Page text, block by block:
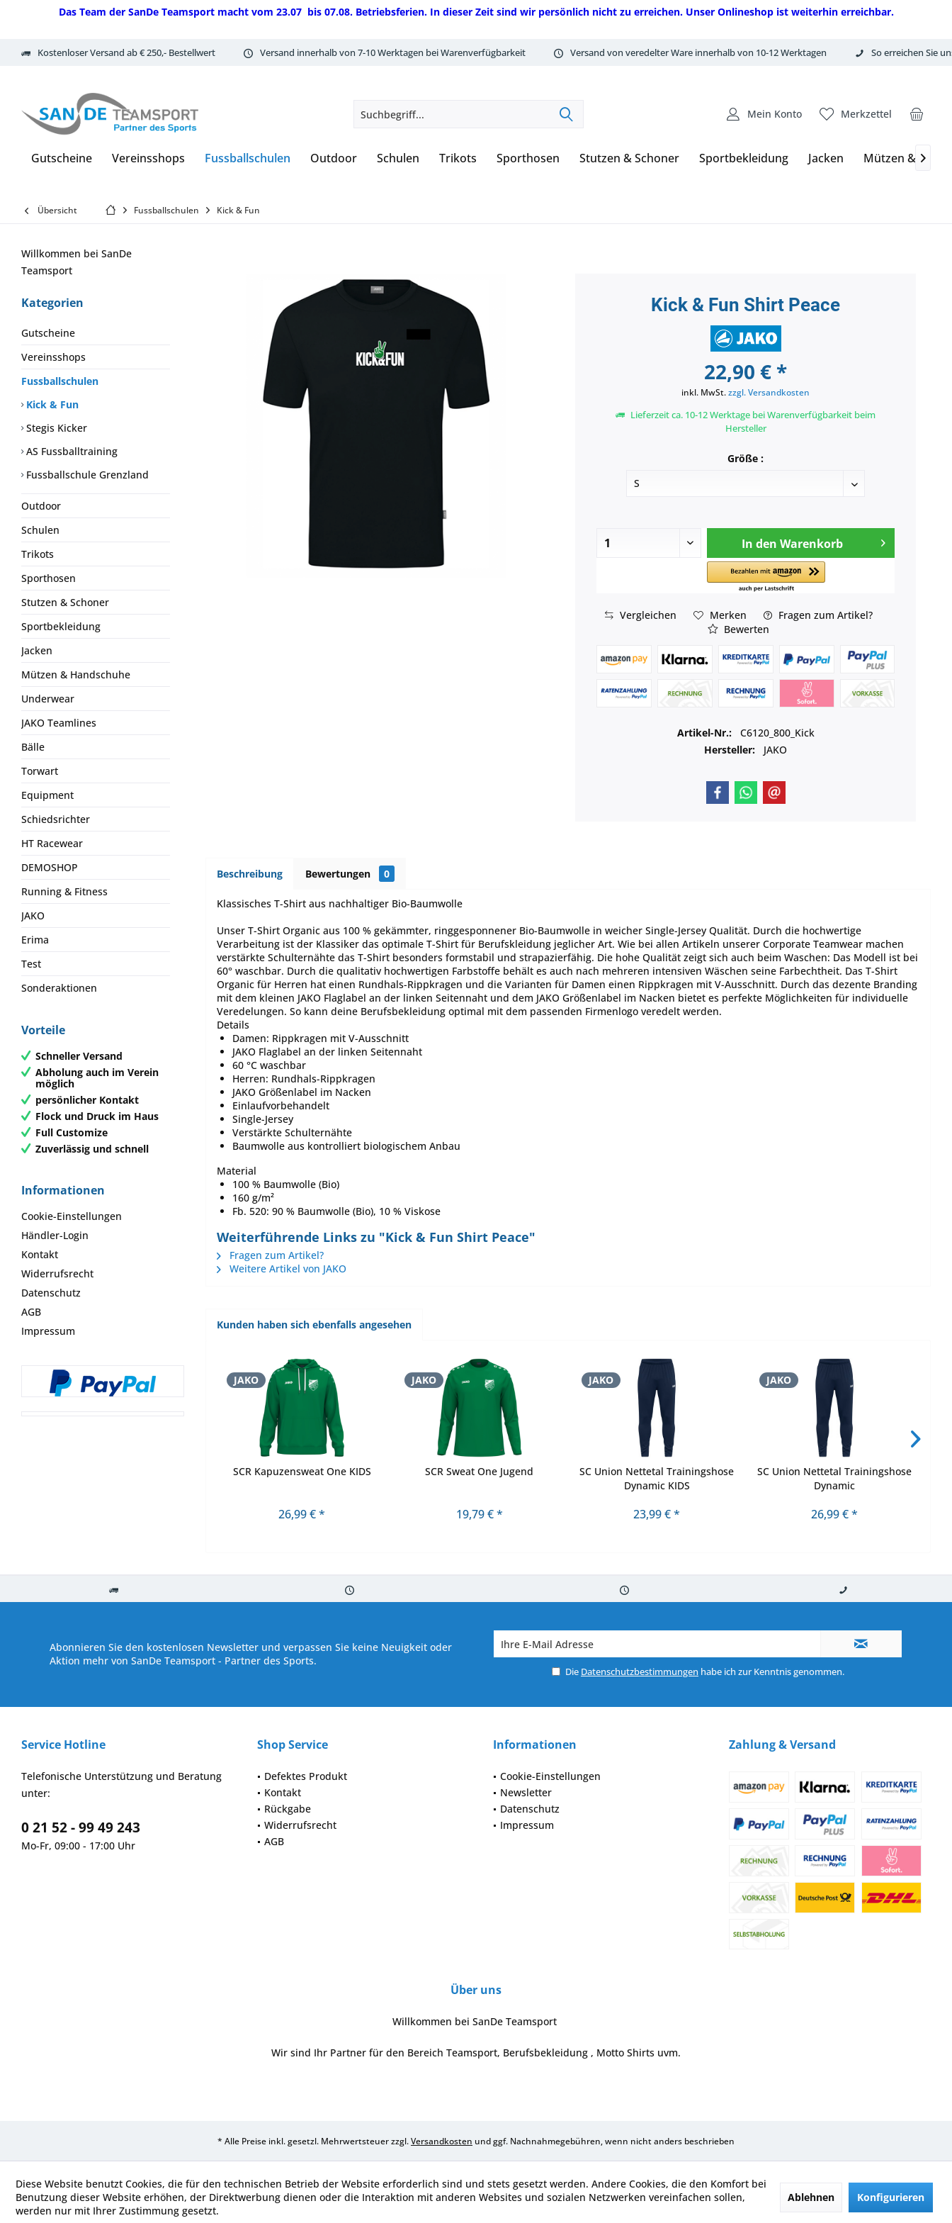
Das Team der SanDe Teamsport macht vom 23.07 bis 07.08. Betriebsferien. In dieser Zeit sind wir persönlich nicht zu erreichen. Unser Onlineshop ist weiterhin erreichbar.
Kostenloser Versand ab € 250,- Bestellwert Versand innerhalb von 7-10 Werktagen bei Warenverfügbarkeit Versand von veredelter Ware innerhalb von 10-12 Werktagen So erreichen Sie
Merkzettel
Mein Konto
Gutscheine Vereinsshops Fussballschulen Outdoor Schulen Trikots Sporthosen Stutzen & Schoner Sportbekleidung Jacken Mützen & 
Übersicht Fussballschulen Kick & Fun
Willkommen bei SanDe
Teamsport
Kategorien
Gutscheine
Vereinsshops
Fussballschulen
Kick & Fun
Stegis Kicker
AS Fussballtraining
Fussballschule Grenzland
Outdoor
Schulen
Trikots
Sporthosen
Stutzen & Schoner
Sportbekleidung
Jacken
Mützen & Handschuhe
Underwear
JAKO Teamlines
Bälle
Torwart
Equipment
Schiedsrichter
HT Racewear
DEMOSHOP
Running & Fitness
JAKO
Erima
Test
Sonderaktionen
Vorteile
Schneller Versand
Abholung auch im Verein
möglich
persönlicher Kontakt
Flock und Druck im Haus
Full Customize
Zuverlässig und schnell
Informationen
Cookie-Einstellungen
Händler-Login
Kontakt
Widerrufsrecht
Datenschutz
AGB
Impressum
Kick & Fun Shirt Peace
22,90 € *
inkl. MwSt.zzgl. Versandkosten
Lieferzeit ca. 10-12 Werktage bei Warenverfügbarkeit beim
Hersteller
Größe :
In den Warenkorb
Vergleichen Merken
Fragen zum Artikel?
Bewerten
Artikel-Nr.:
C6120_800_Kick
Hersteller:
JAKO
Beschreibung Bewertungen 0
Klassisches T-Shirt aus nachhaltiger Bio-Baumwolle
Unser T-Shirt Organic aus 100 % gekämmter, ringgesponnener Bio-Baumwolle in weicher Single-Jersey Qualität. Durch die hochwertige
Verarbeitung ist der Klassiker das optimale T-Shirt für Berufskleidung jeglicher Art. Wie bei allen Artikeln unserer Corporate Teamwear machen
verstärkte Schulternähte das T-Shirt besonders formstabil und strapazierfähig. Die hohe Qualität zeigt sich auch beim Waschen: Das Modell ist bei
60° waschbar. Durch die qualitativ hochwertigen Farbstoffe behält es auch nach mehreren intensiven Wäschen seine Farbechtheit. Das T-Shirt
Organic für Herren hat einen Rundhals-Rippkragen und die Varianten für Damen einen Rippkragen mit V-Ausschnitt. Durch das dezente Branding
mit dem kleinen JAKO Flaglabel an der linken Seitennaht und dem JAKO Größenlabel im Nacken bietet es perfekte Möglichkeiten für individuelle
Veredelungen. So kann deine Berufsbekleidung optimal mit dem passenden Firmenlogo veredelt werden.
Details
Damen: Rippkragen mit V-Ausschnitt
JAKO Flaglabel an der linken Seitennaht
60 °C waschbar
Herren: Rundhals-Rippkragen
JAKO Größenlabel im Nacken
Einlaufvorbehandelt
Single-Jersey
Verstärkte Schulternähte
Baumwolle aus kontrolliert biologischem Anbau
Material
100 % Baumwolle (Bio)
160 g/m²
Fb. 520: 90 % Baumwolle (Bio), 10 % Viskose
Weiterführende Links zu "Kick & Fun Shirt Peace"
Fragen zum Artikel?
Weitere Artikel von JAKO
Kunden haben sich ebenfalls angesehen
JAKO
SCR Kapuzensweat One KIDS
26,99 € *
JAKO
SCR Sweat One Jugend
19,79 € *
JAKO
SC Union Nettetal Trainingshose
Dynamic KIDS
23,99 € *
JAKO
SC Union Nettetal Trainingshose
Dynamic
26,99 € *
Abonnieren Sie den kostenlosen Newsletter und verpassen Sie keine Neuigkeit oder
Aktion mehr von SanDe Teamsport - Partner des Sports.
Die Datenschutzbestimmungen habe ich zur Kenntnis genommen.
Service Hotline
Telefonische Unterstützung und Beratung
unter:
0 21 52 - 99 49 243
Mo-Fr, 09:00 - 17:00 Uhr
Shop Service
Defektes Produkt
Kontakt
Rückgabe
Widerrufsrecht
AGB
Informationen
Cookie-Einstellungen
Newsletter
Datenschutz
Impressum
Zahlung & Versand
Über uns
Willkommen bei SanDe Teamsport
Wir sind Ihr Partner für den Bereich Teamsport, Berufsbekleidung , Motto Shirts uvm.
* Alle Preise inkl. gesetzl. Mehrwertsteuer zzgl.Versandkosten und ggf. Nachnahmegebühren, wenn nicht anders beschrieben
Diese Website benutzt Cookies, die für den technischen Betrieb der Website erforderlich sind und stets gesetzt werden. Andere Cookies, die den Komfort bei
Benutzung dieser Website erhöhen, der Direktwerbung dienen oder die Interaktion mit anderen Websites und sozialen Netzwerken vereinfachen sollen,
werden nur mit Ihrer Zustimmung gesetzt.
Ablehnen Konfigurieren